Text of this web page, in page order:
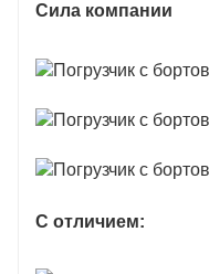
Сила компании
С отличием: